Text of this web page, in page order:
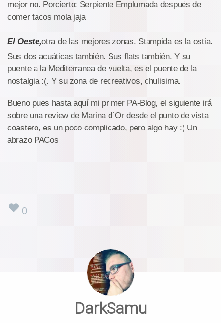
mejor no. Porcierto: Serpiente Emplumada después de
comer tacos mola jaja
El Oeste,otra de las mejores zonas. Stampida es la ostia.
Sus dos acuáticas también. Sus flats también. Y su
puente a la Mediterranea de vuelta, es el puente de la
nostalgia :(. Y su zona de recreativos, chulisima.
Bueno pues hasta aquí mi primer PA-Blog, el siguiente irá
sobre una review de Marina d´Or desde el punto de vista
coastero, es un poco complicado, pero algo hay :) Un
abrazo PACos
0
DarkSamu